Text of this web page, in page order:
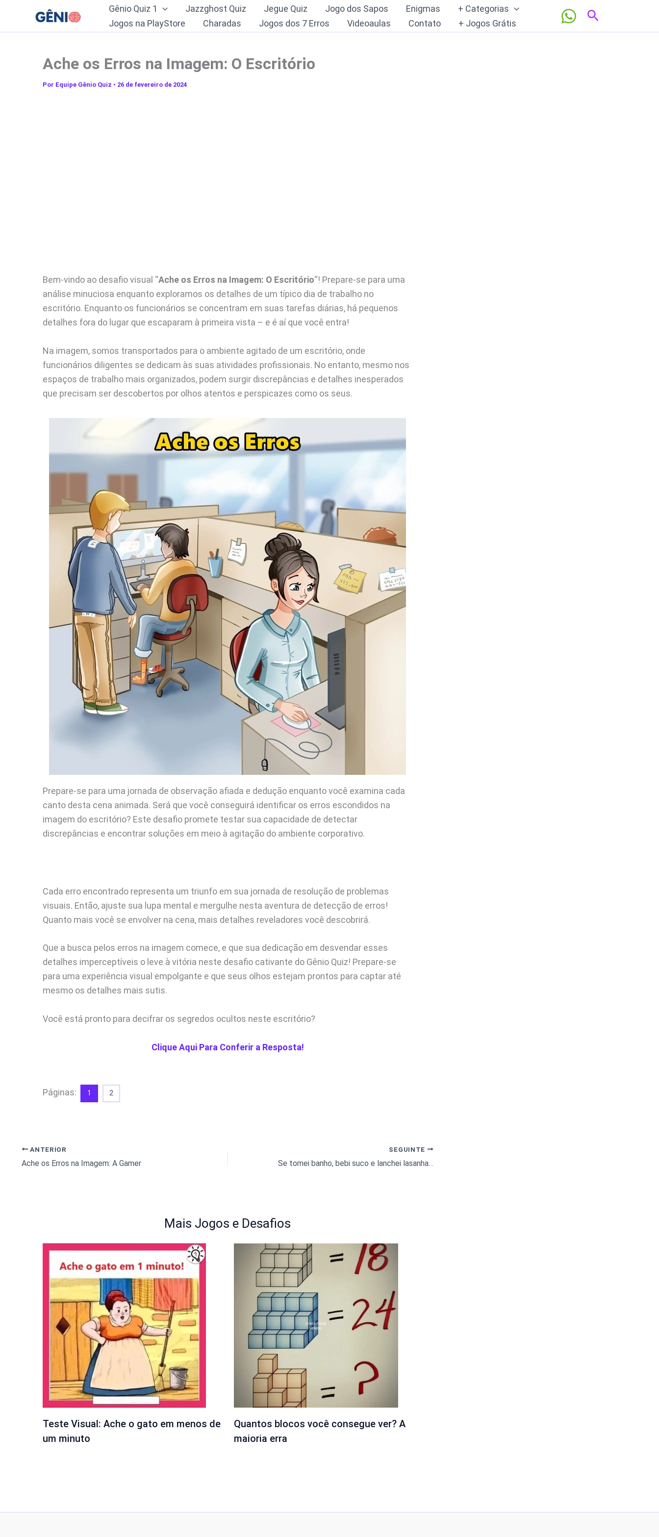
o
Gênio Quiz 1 Jazzghost Quiz Jegue Quiz Jogo dos Sapos Enigmas
+ Categorias
Jogos na PlayStore
Charadas Jogos dos 7 Erros Videoaulas Contato + Jogos Grátis
Pesquisar
Ache os Erros na Imagem: O Escritório
Por Equipe Gênio Quiz • 26 de fevereiro de 2024
Bem-vindo ao desafio visual “Ache os Erros na Imagem: O Escritório“! Prepare-se para uma
análise minuciosa enquanto exploramos os detalhes de um típico dia de trabalho no
escritório. Enquanto os funcionários se concentram em suas tarefas diárias, há pequenos
detalhes fora do lugar que escaparam à primeira vista – e é aí que você entra!
Na imagem, somos transportados para o ambiente agitado de um escritório, onde
funcionários diligentes se dedicam às suas atividades profissionais. No entanto, mesmo nos
espaços de trabalho mais organizados, podem surgir discrepâncias e detalhes inesperados
que precisam ser descobertos por olhos atentos e perspicazes como os seus.
Prepare-se para uma jornada de observação afiada e dedução enquanto você examina cada
canto desta cena animada. Será que você conseguirá identificar os erros escondidos na
imagem do escritório? Este desafio promete testar sua capacidade de detectar
discrepâncias e encontrar soluções em meio à agitação do ambiente corporativo.
Cada erro encontrado representa um triunfo em sua jornada de resolução de problemas
visuais. Então, ajuste sua lupa mental e mergulhe nesta aventura de detecção de erros!
Quanto mais você se envolver na cena, mais detalhes reveladores você descobrirá.
Que a busca pelos erros na imagem comece, e que sua dedicação em desvendar esses
detalhes imperceptíveis o leve à vitória neste desafio cativante do Gênio Quiz! Prepare-se
para uma experiência visual empolgante e que seus olhos estejam prontos para captar até
mesmo os detalhes mais sutis.
Você está pronto para decifrar os segredos ocultos neste escritório?
Clique Aqui Para Conferir a Resposta!
Páginas: 1 2
ANTERIOR
Ache os Erros na Imagem: A Gamer
SEGUINTE
Se tomei banho, bebi suco e lanchei lasanha, estudei:
Mais Jogos e Desafios
Teste Visual: Ache o gato em menos de
um minuto
Quantos blocos você consegue ver? A
maioria erra